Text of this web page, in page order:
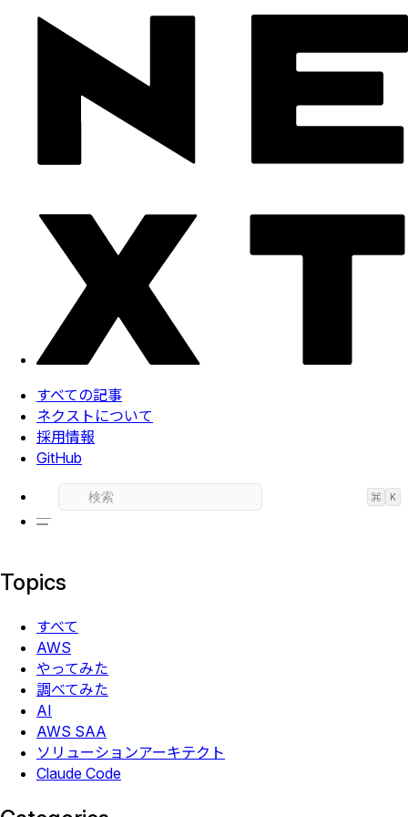
すべての記事
ネクストについて
採用情報
GitHub
⌘ K
Topics
すべて
AWS
やってみた
調べてみた
AI
AWS SAA
ソリューションアーキテクト
Claude Code